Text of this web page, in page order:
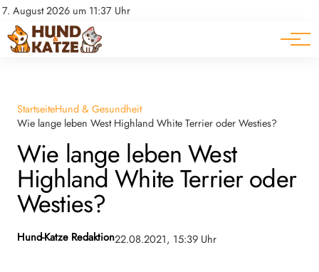
7. August 2026 um 11:37 Uhr
Datenschutz
Impressum
Pferde
Ratgeber
StartseiteHund & Gesundheit
Wie lange leben West Highland White Terrier oder Westies?
Wie lange leben West
Highland White Terrier oder
Westies?
Hund-Katze Redaktion22.08.2021, 15:39 Uhr